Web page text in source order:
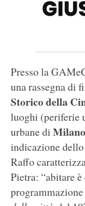
Presso la
una rassegna di
Storico della
luoghi (periferie
urbane di Milano
indicazione
Raffo
Pietra: “abitare